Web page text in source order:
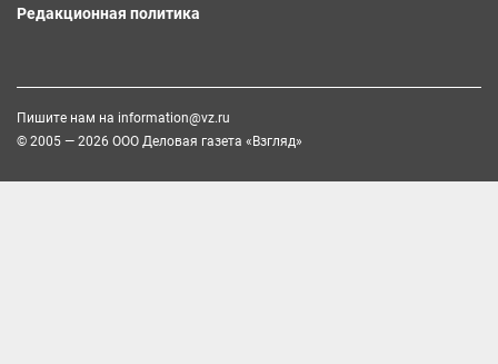
Редакционная политика
Пишите нам на information@vz.ru
© 2005 — 2026 ООО Деловая газета «Взгляд»